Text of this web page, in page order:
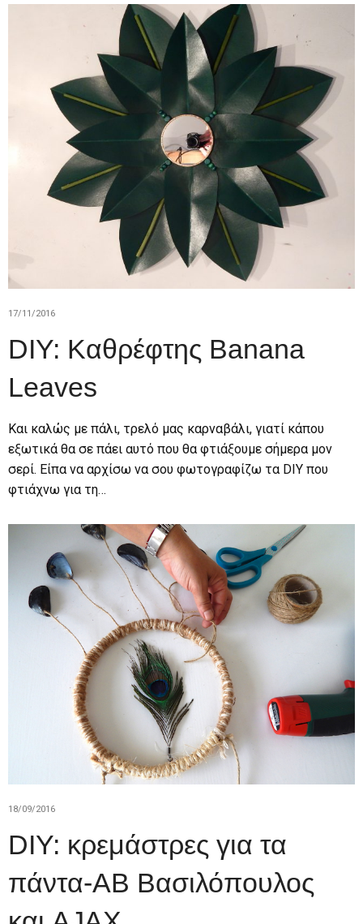
17/11/2016
DIY: Καθρέφτης Banana
Leaves
Kαι καλώς με πάλι, τρελό μας καρναβάλι, γιατί κάπου
εξωτικά θα σε πάει αυτό που θα φτιάξουμε σήμερα μον
σερί. Είπα να αρχίσω να σου φωτογραφίζω τα DIY που
φτιάχνω για τη…
18/09/2016
DIY: κρεμάστρες για τα
πάντα-ΑΒ Βασιλόπουλος